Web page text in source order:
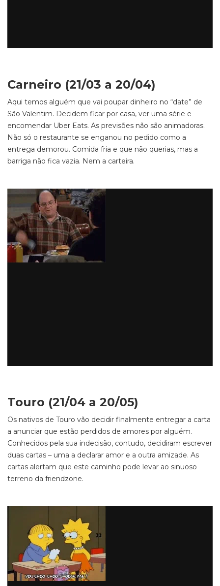
Carneiro (21/03 a 20/04)
Aqui temos alguém que vai poupar dinheiro no “date” de
São Valentim. Decidem ficar por casa, ver uma série e
encomendar Uber Eats. As previsões não são animadoras.
Não só o restaurante se enganou no pedido como a
entrega demorou. Comida fria e que não querias, mas a
barriga não fica vazia. Nem a carteira.
Touro (21/04 a 20/05)
Os nativos de Touro vão decidir finalmente entregar a carta
a anunciar que estão perdidos de amores por alguém.
Conhecidos pela sua indecisão, contudo, decidiram escrever
duas cartas – uma a declarar amor e a outra amizade. As
cartas alertam que este caminho pode levar ao sinuoso
terreno da friendzone.